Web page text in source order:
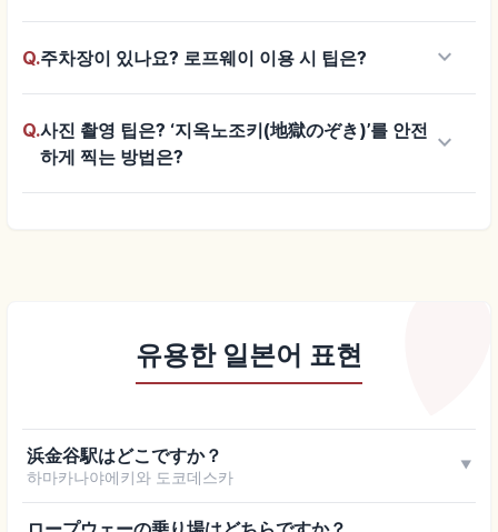
Q.주차장이 있나요? 로프웨이 이용 시 팁은? keyboard_arrow_down
Q.사진 촬영 팁은? ‘지옥노조키(地獄のぞき)’를 안전
하게 찍는 방법은?
keyboard_arrow_down
유용한 일본어 표현
浜金谷駅はどこですか？
하마카나야에키와 도코데스카
▼